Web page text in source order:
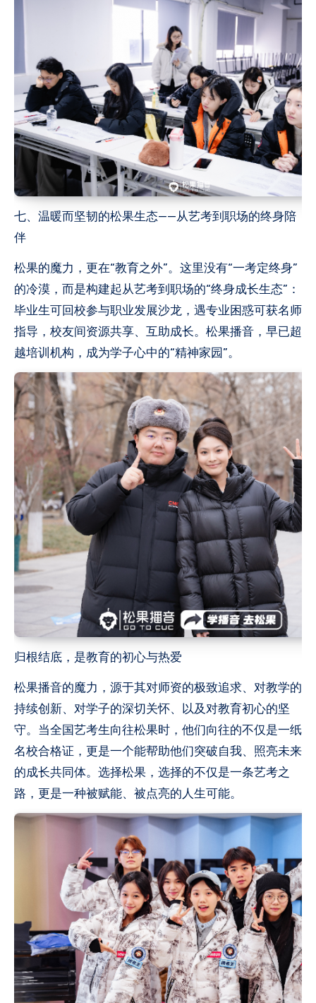
七、温暖而坚韧的松果生态——从艺考到职场的终身陪
伴
松果的魔力，更在“教育之外”。这里没有“一考定终身”
的冷漠，而是构建起从艺考到职场的“终身成长生态”：
毕业生可回校参与职业发展沙龙，遇专业困惑可获名师
指导，校友间资源共享、互助成长。松果播音，早已超
越培训机构，成为学子心中的“精神家园”。
归根结底，是教育的初心与热爱
松果播音的魔力，源于其对师资的极致追求、对教学的
持续创新、对学子的深切关怀、以及对教育初心的坚
守。当全国艺考生向往松果时，他们向往的不仅是一纸
名校合格证，更是一个能帮助他们突破自我、照亮未来
的成长共同体。选择松果，选择的不仅是一条艺考之
路，更是一种被赋能、被点亮的人生可能。